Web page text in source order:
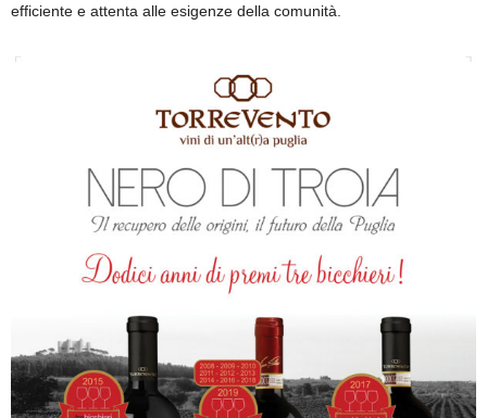
efficiente e attenta alle esigenze della comunità.